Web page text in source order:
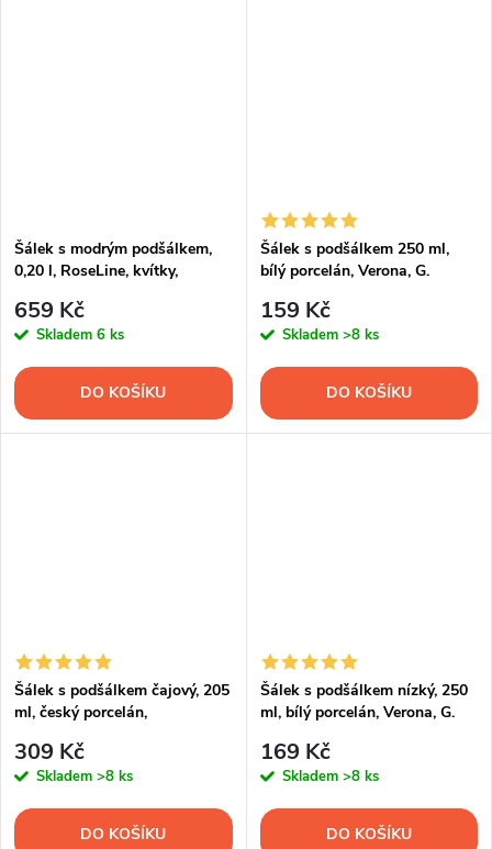
Šálek s modrým podšálkem,
0,20 l, RoseLine, kvítky,
659 Kč
Skladem 6 ks
DO KOŠÍKU
Šálek s podšálkem 250 ml,
bílý porcelán, Verona, G.
159 Kč
Skladem >8 ks
DO KOŠÍKU
Šálek s podšálkem čajový, 205
ml, český porcelán,
309 Kč
Skladem >8 ks
DO KOŠÍKU
Šálek s podšálkem nízký, 250
ml, bílý porcelán, Verona, G.
169 Kč
Skladem >8 ks
DO KOŠÍKU